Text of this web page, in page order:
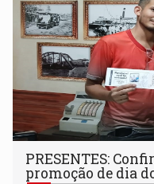
PRESENTES:
promoção de dia